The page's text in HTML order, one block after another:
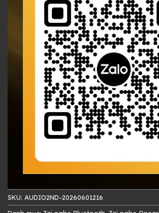
SKU: AUDIO2ND-20260601216